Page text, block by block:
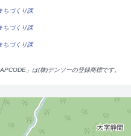
ちづくり課
ちづくり課
ちづくり課
」は(株)デンソーの登録商標です。